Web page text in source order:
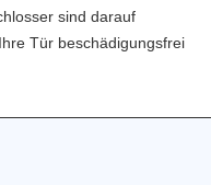
sind darauf
Tür beschädigungsfrei